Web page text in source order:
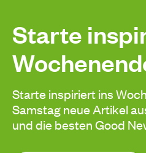
Starte
Starte inspiriert ins
Samstag neue Artikel
und die besten Good